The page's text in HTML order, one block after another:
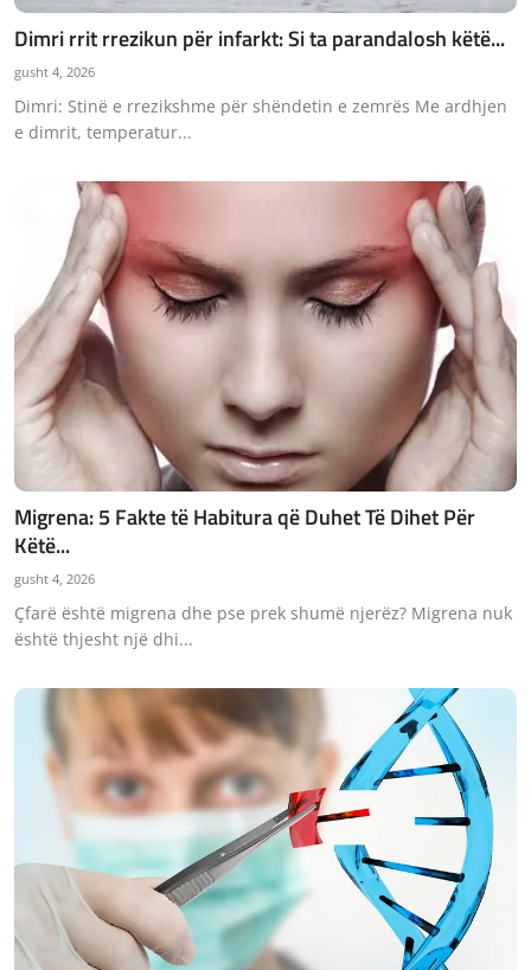
Dimri rrit rrezikun për infarkt: Si ta parandalosh këtë...
gusht 4, 2026
Dimri: Stinë e rrezikshme për shëndetin e zemrës Me ardhjen
e dimrit, temperatur...
Migrena: 5 Fakte të Habitura që Duhet Të Dihet Për
Këtë...
gusht 4, 2026
Çfarë është migrena dhe pse prek shumë njerëz? Migrena nuk
është thjesht një dhi...